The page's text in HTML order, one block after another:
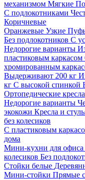
механизмом Мягкие
С подлокотниками
Коричневые
Оранжевые Узкие
Без подлокотников С
Недорогие варианты
пластиковым каркасом
хромированным
Выдерживают 200 кг
кг С высокой спинкой
Ортопедические кресла
Недорогие варианты
экокожи Кресла и
без колесиков
С пластиковым
дома
Мини-кухни для офиса
колесиков Без
Стойки белые
Мини-стойки Прямые